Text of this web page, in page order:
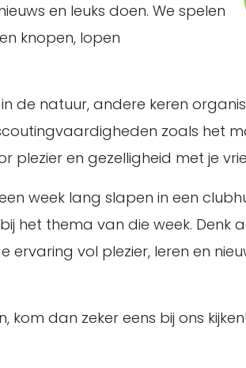
en leuks doen. We spelen
knopen, lopen
de natuur, andere keren
zoals het
plezier en gezelligheid met je
week lang slapen in een
het thema van die week. Denk
vol plezier, leren en
dan zeker eens bij ons